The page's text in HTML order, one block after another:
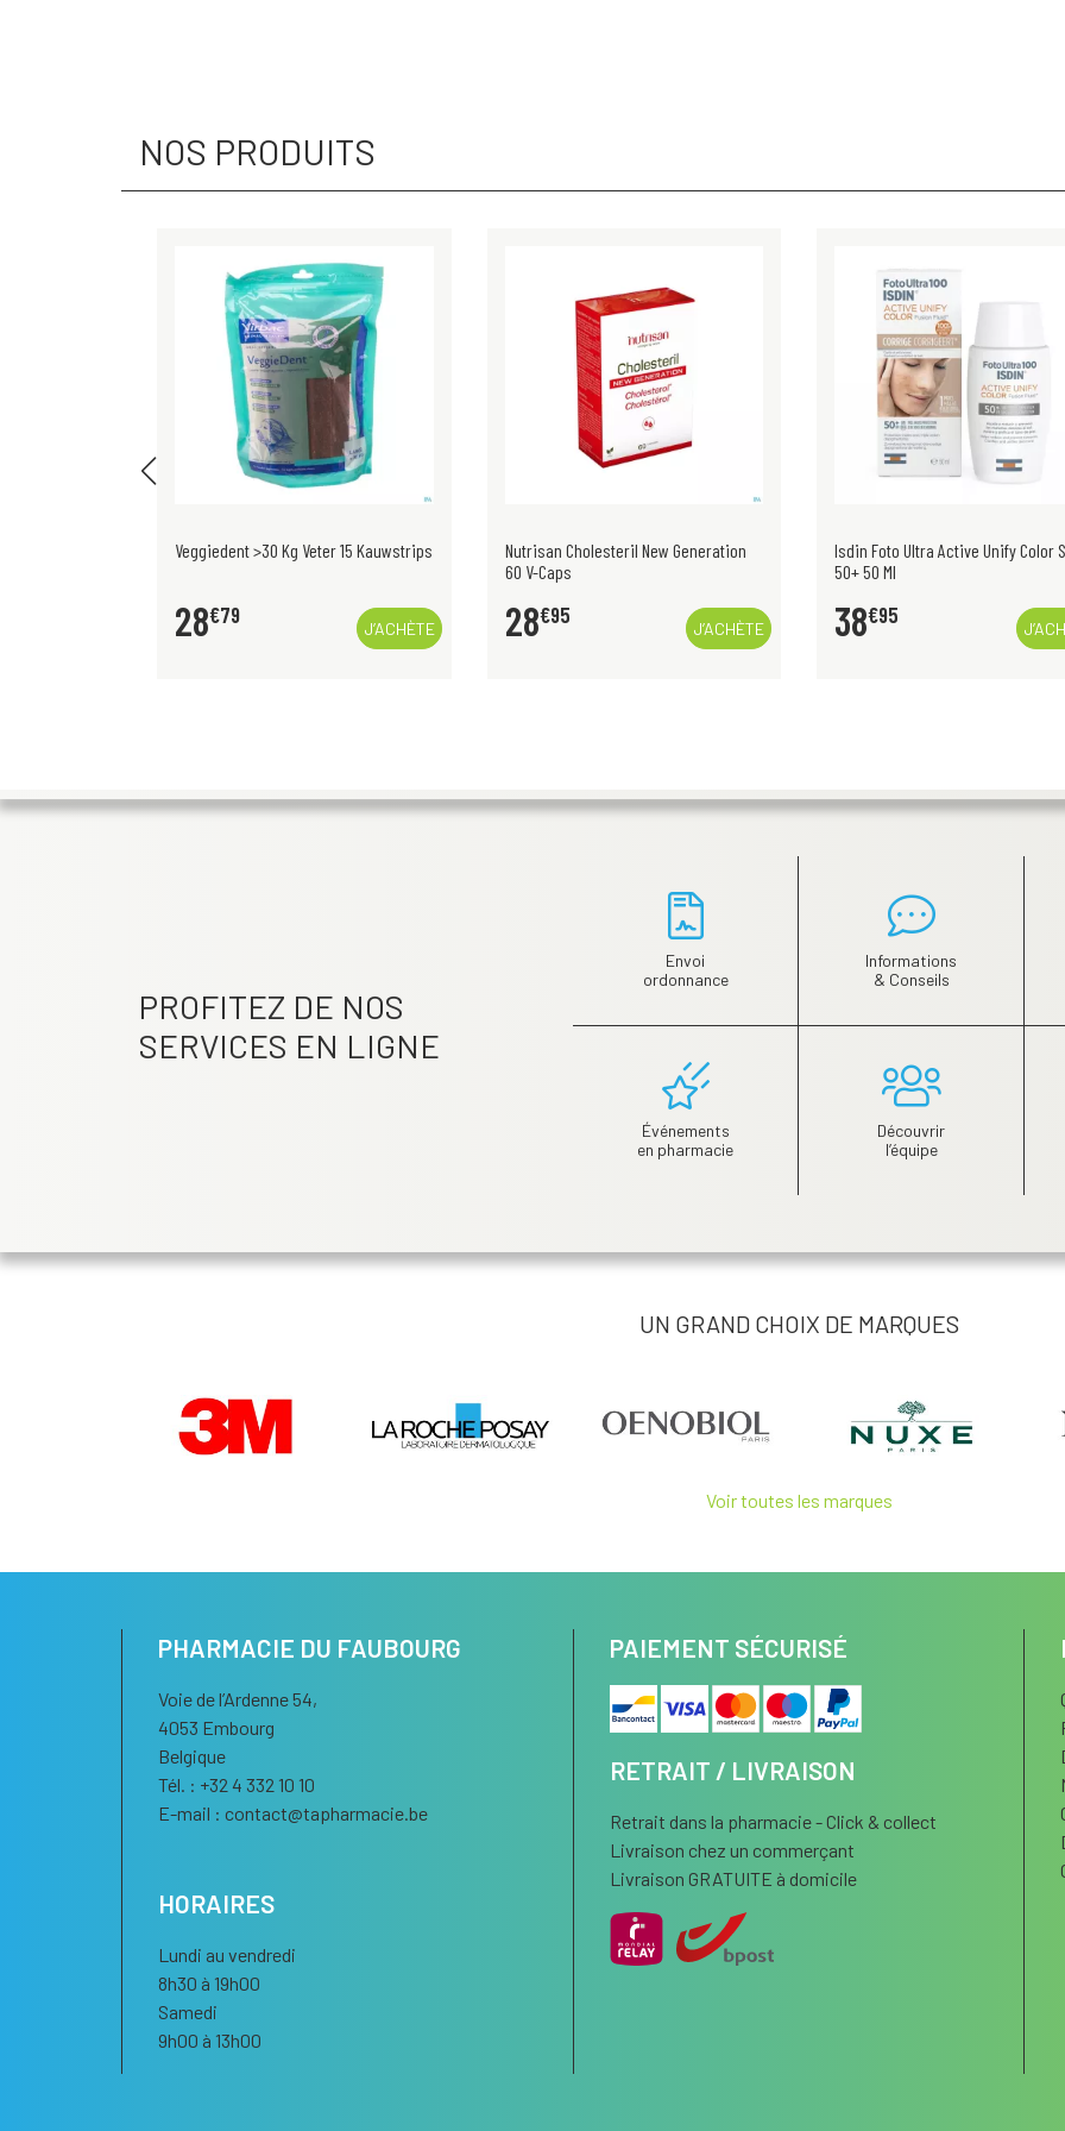
NOS PRODUITS
Nutrisan Cholesteril New Generation
28€95
J’ACHÈTE
Isdin Foto Ultra Active Unify Color Spf
50+ 50 Ml
38€95
J’ACHÈTE
Phytostandard Guarana-Rhodiola
Tabl
19€78
PROFITEZ DE NOS
SERVICES EN LIGNE
Envoi
ordonnance
Informations
& Conseils
Événements
en pharmacie
Découvrir
l’équipe
UN GRAND CHOIX DE MARQUES
Voir toutes les marques
PHARMACIE DU FAUBOURG
Voie de l’Ardenne 54,
4053 Embourg
Belgique
Tél. : +32 4 332 10 10
E-mail : contact@tapharmacie.be
HORAIRES
Lundi au vendredi
8h30 à 19h00
Samedi
9h00 à 13h00
PAIEMENT SÉCURISÉ
RETRAIT / LIVRAISON
Retrait dans la pharmacie - Click & collect
Livraison chez un commerçant
Livraison GRATUITE à domicile